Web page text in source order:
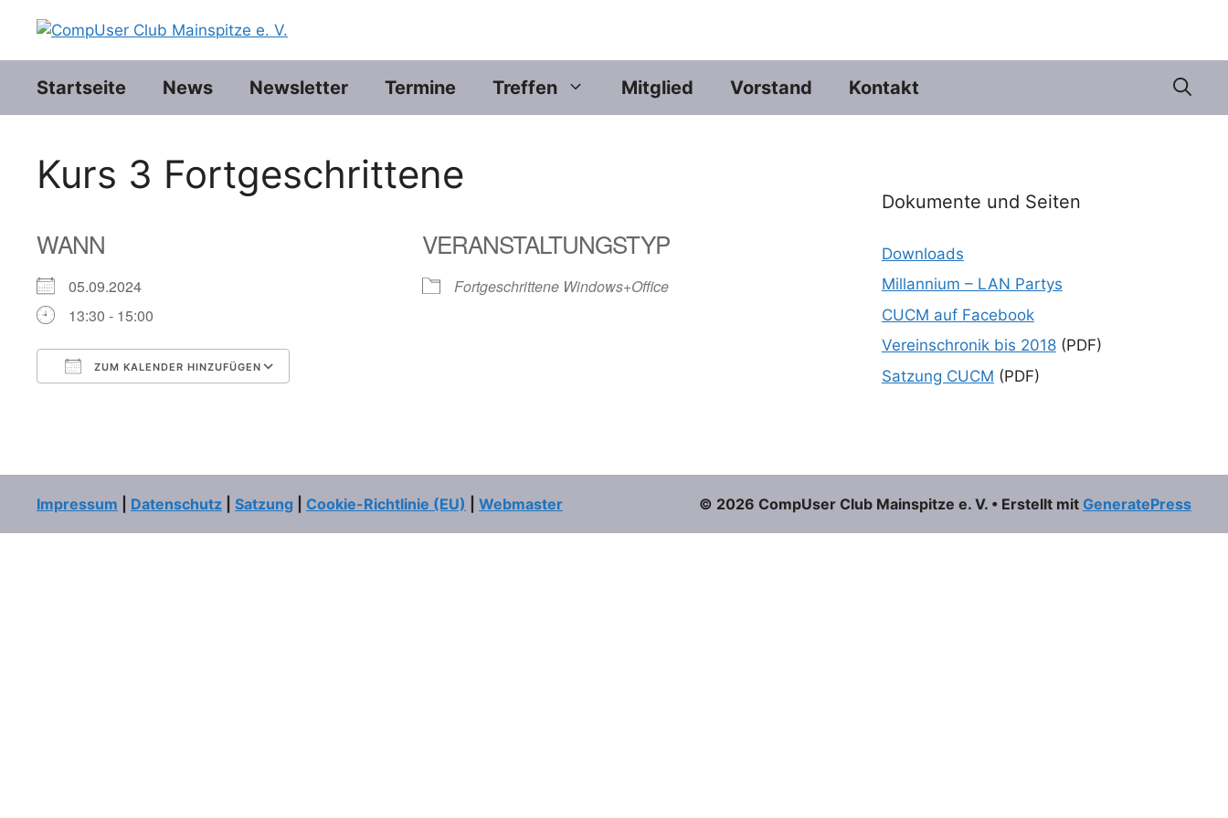
Inhalt
springen
Startseite News Newsletter Termine Treffen Mitglied Vorstand Kontakt
Kurs 3 Fortgeschrittene
WANN
05.09.2024
13:30 - 15:00
ZUM KALENDER HINZUFÜGEN
VERANSTALTUNGSTYP
Fortgeschrittene Windows+Office
Dokumente und Seiten
Downloads
Millannium – LAN Partys
CUCM auf Facebook
Vereinschronik bis 2018(PDF)
Satzung CUCM (PDF)
Impressum Datenschutz Satzung Cookie-Richtlinie (EU) Webmaster © 2026 CompUser Club Mainspitze e. V. • Erstellt mit GeneratePress